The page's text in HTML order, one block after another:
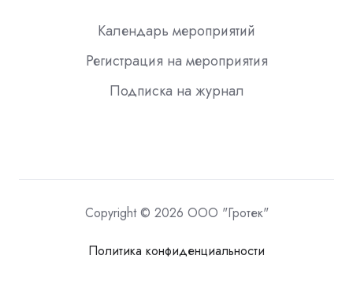
Календарь мероприятий
Регистрация на мероприятия
Подписка на журнал
Copyright © 2026 ООО "Гротек"
Политика конфиденциальности